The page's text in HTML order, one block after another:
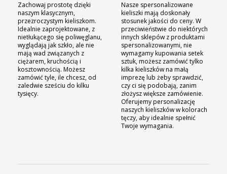
Zachowaj prostotę dzięki
naszym klasycznym,
przezroczystym kieliszkom.
Idealnie zaprojektowane, z
nietłukącego się poliwęglanu,
wyglądają jak szkło, ale nie
mają wad związanych z
ciężarem, kruchością i
kosztownością. Możesz
zamówić tyle, ile chcesz, od
zaledwie sześciu do kilku
tysięcy.
Nasze spersonalizowane
kieliszki mają doskonały
stosunek jakości do ceny. W
przeciwieństwie do niektórych
innych sklepów z produktami
spersonalizowanymi, nie
wymagamy kupowania setek
sztuk, możesz zamówić tylko
kilka kieliszków na małą
imprezę lub żeby sprawdzić,
czy ci się podobają, zanim
złożysz większe zamówienie.
Oferujemy personalizację
naszych kieliszków w kolorach
tęczy, aby idealnie spełnić
Twoje wymagania.